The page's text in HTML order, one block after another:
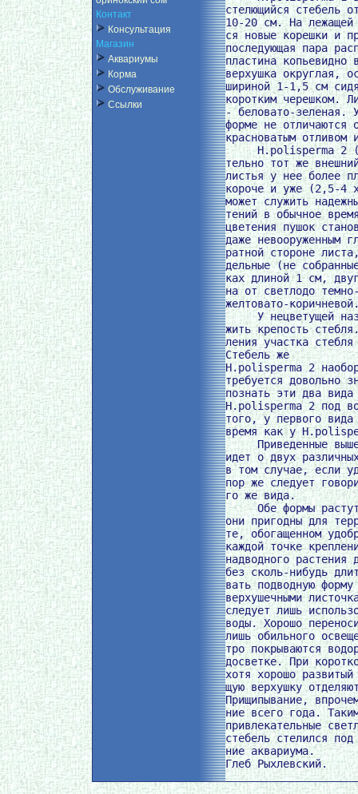
Контакт
Консультация
Магазин
Аквариумы
Корма
Обслуживание
Ссылки
стелющийся стебель
10-20 см. На лежащей
ся новые корешки и
последующая пара
пластина
верхушка округлая,
шириной 1-1,5 см
коротким черешком.
- беловато-зеленая.
форме не отличаются
красноватым
H.polisperma 2
тельно тот же
листья у нее более
короче и уже (2,5-4
может служить
тений в обычное
цветения пушок
даже невооруженным
ратной стороне
дельные (не
ках длиной 1 см,
на от светлодо
желтовато-
У нецветущей
жить крепость
ления участка
Стебель же
H.polisperma 2
требуется довольно
познать эти два
H.polisperma 2 под
того, у первого
время как у
Приведенные
идет о двух
в том случае, если
пор же следует
го же вида.
Обе формы
они пригодны для
те, обогащенном
каждой точке
надводного
без сколь-нибудь
вать подводную
верхушечными
следует лишь
воды. Хорошо
лишь обильного
тро покрываются
досветке. При
хотя хорошо
щую верхушку
Прищипывание,
ние всего года.
привлекательные
стебель стелился
ние аквариума.